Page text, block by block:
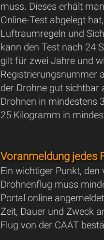
muss. Dieses erhält
Online-Test abgelegt
Luftraumregeln und
kann den Test nach 24
gilt für zwei Jahre und
Registrierungsnummer
der Drohne gut sichtbar
Drohnen in mindestens
25 Kilogramm in
Voranmeldung jedes
Ein wichtiger Punkt, den
Drohnenflug muss
Portal online
Zeit, Dauer und Zweck
Flug von der CAAT